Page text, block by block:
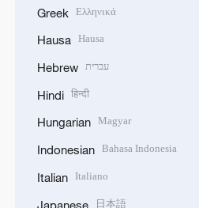
Greek Ελληνικά
Hausa Hausa
Hebrew עברית
Hindi हिन्दी
Hungarian Magyar
Indonesian Bahasa Indonesia
Italian Italiano
Japanese 日本語